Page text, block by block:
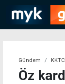
Gündem KKTC
Öz